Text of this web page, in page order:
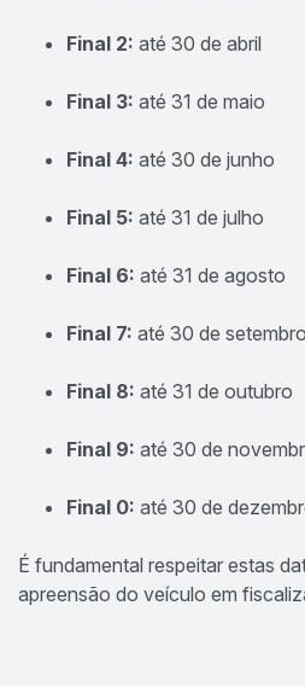
Final 2: até 30 de abril
Final 3: até 31 de maio
Final 4: até 30 de junho
Final 5: até 31 de julho
Final 6: até 31 de agosto
Final 7: até 30 de setembro
Final 8: até 31 de outubro
Final 9: até 30 de
Final 0: até 30 de
É fundamental respeitar estas
apreensão do veículo em